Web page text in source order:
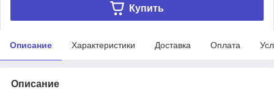
Купить
Описание Характеристики Доставка Оплата
Описание